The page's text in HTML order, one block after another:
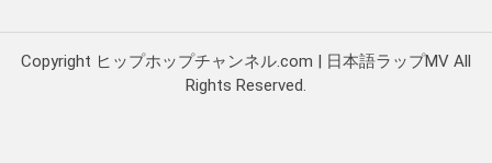
Copyright ヒップホップチャンネル.com | 日本語ラップMV All
Rights Reserved.